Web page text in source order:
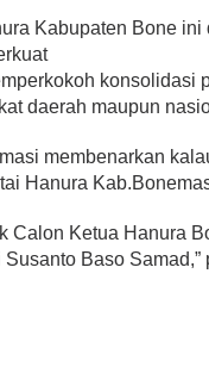
Kabupaten Bone
konsolidasi
daerah maupun
membenarkan
Hanura
Calon Ketua Hanura
Baso Samad,”